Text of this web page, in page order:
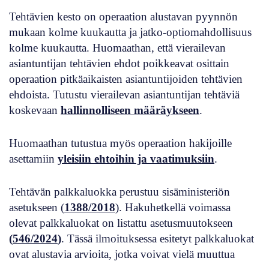
Tehtävien kesto on operaation alustavan pyynnön
mukaan kolme kuukautta ja jatko-optiomahdollisuus
kolme kuukautta. Huomaathan, että vierailevan
asiantuntijan tehtävien ehdot poikkeavat osittain
operaation pitkäaikaisten asiantuntijoiden tehtävien
ehdoista. Tutustu vierailevan asiantuntijan tehtäviä
koskevaan hallinnolliseen määräykseen.
Huomaathan tutustua myös operaation hakijoille
asettamiin yleisiin ehtoihin ja vaatimuksiin.
Tehtävän palkkaluokka perustuu sisäministeriön
asetukseen (1388/2018). Hakuhetkellä voimassa
olevat palkkaluokat on listattu asetusmuutokseen
(546/2024). Tässä ilmoituksessa esitetyt palkkaluokat
ovat alustavia arvioita, jotka voivat vielä muuttua